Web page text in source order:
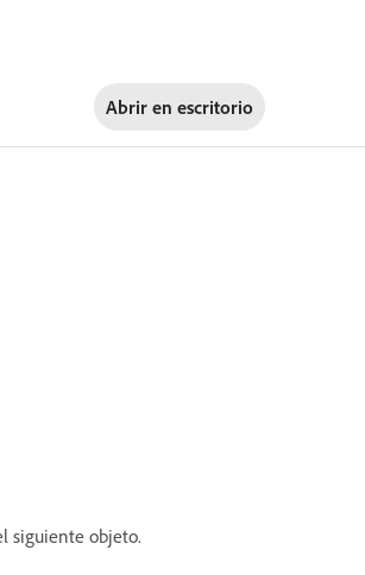
Abrir en escritorio
siguiente objeto.